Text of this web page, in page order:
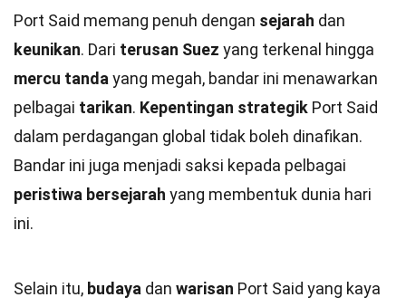
Port Said memang penuh dengan sejarah dan
keunikan. Dari terusan Suez yang terkenal hingga
mercu tanda yang megah, bandar ini menawarkan
pelbagai tarikan. Kepentingan strategik Port Said
dalam perdagangan global tidak boleh dinafikan.
Bandar ini juga menjadi saksi kepada pelbagai
peristiwa bersejarah yang membentuk dunia hari
ini.
Selain itu, budaya dan warisan Port Said yang kaya